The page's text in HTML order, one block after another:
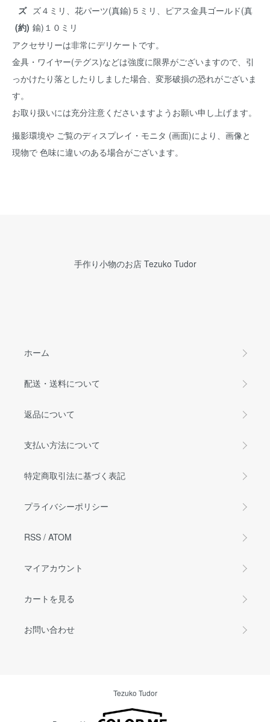
ズ
(約)
ズ４ミリ、花パーツ(真鍮)５ミリ、ピアス金具ゴールド(真
鍮)１０ミリ
アクセサリーは非常にデリケートです。
金具・ワイヤー(テグス)などは強度に限界がございますので、引
っかけたり落としたりしました場合、変形破損の恐れがございま
す。
お取り扱いには充分注意くださいますようお願い申し上げます。
撮影環境や ご覧のディスプレイ・モニタ (画面)により、画像と
現物で 色味に違いのある場合がございます。
手作り小物のお店 Tezuko Tudor
ホーム
配送・送料について
返品について
支払い方法について
特定商取引法に基づく表記
プライバシーポリシー
RSS / ATOM
マイアカウント
カートを見る
お問い合わせ
Tezuko Tudor